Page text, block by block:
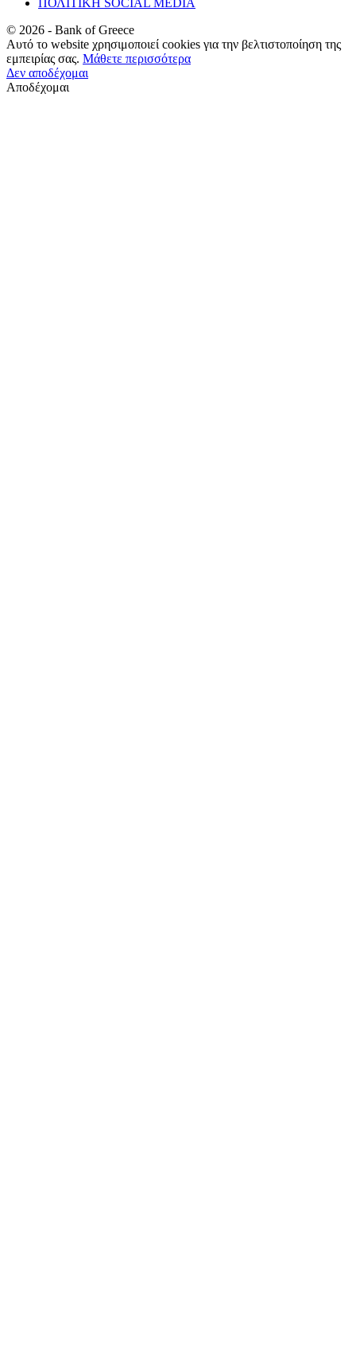
© 2026 - Bank of Greece
Αυτό το website χρησιμοποιεί cookies για την βελτιστοποίηση της
εμπειρίας σας. Μάθετε περισσότερα
Δεν αποδέχομαι
Αποδέχομαι